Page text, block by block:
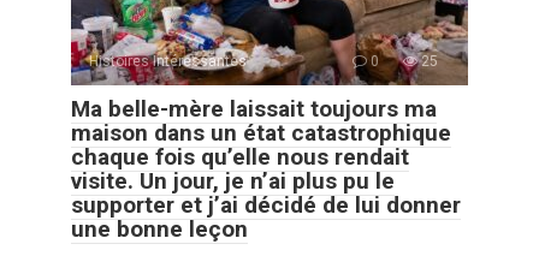
Histoires Intéressantes 0 25
Ma belle-mère laissait toujours ma
maison dans un état catastrophique
chaque fois qu’elle nous rendait
visite. Un jour, je n’ai plus pu le
supporter et j’ai décidé de lui donner
une bonne leçon